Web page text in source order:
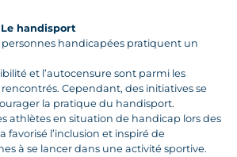
handisport
personnes handicapées pratiquent un
et l’autocensure sont parmi les
Cependant, des initiatives se
la pratique du handisport.
athlètes en situation de handicap lors des
favorisé l’inclusion et inspiré de
à se lancer dans une activité sportive.